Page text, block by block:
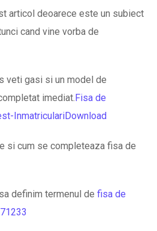
articol deoarece este un subiect
cand vine vorba de
veti gasi si un model de
imediat.Fisa de
InmatriculariDownload
si cum se completeaza fisa de
definim termenul de fisa de